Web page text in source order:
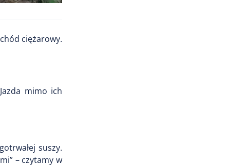
ciężarowy.
mimo ich
suszy.
– czytamy w